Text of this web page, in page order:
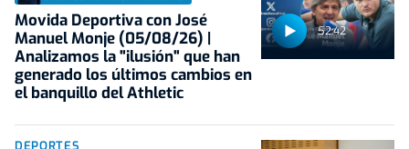
52:42
Movida Deportiva con José
Manuel Monje (05/08/26) |
Analizamos la "ilusión" que han
generado los últimos cambios en
el banquillo del Athletic